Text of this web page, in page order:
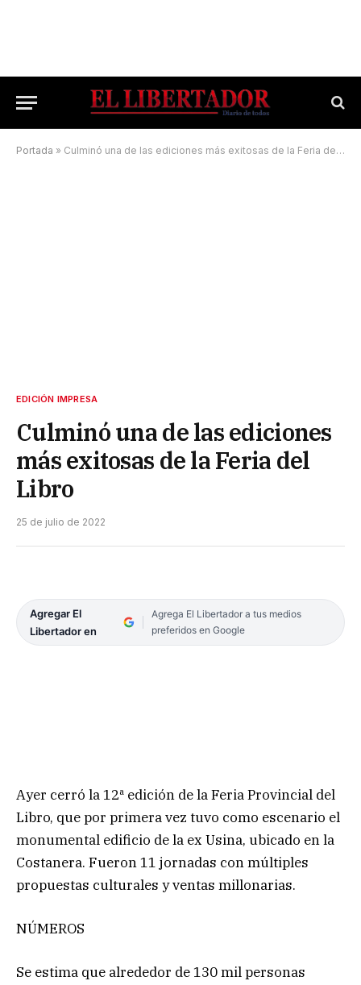
Portada » Culminó una de las ediciones más exitosas de la Feria del Libro
EDICIÓN IMPRESA
Culminó una de las ediciones
más exitosas de la Feria del
Libro
25 de julio de 2022
Agregar El
Libertador en
Agrega El Libertador a tus medios
preferidos en Google
Ayer cerró la 12ª edición de la Feria Provincial del
Libro, que por primera vez tuvo como escenario el
monumental edificio de la ex Usina, ubicado en la
Costanera. Fueron 11 jornadas con múltiples
propuestas culturales y ventas millonarias.
NÚMEROS
Se estima que alrededor de 130 mil personas